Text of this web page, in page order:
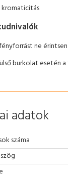
ne
burkolat esetén
adatok
száma